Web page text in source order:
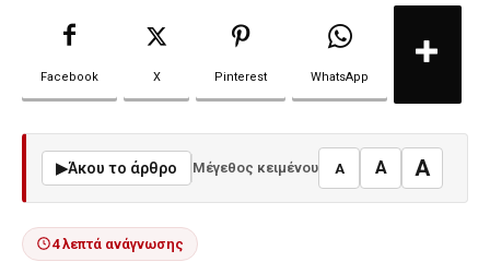
Facebook X Pinterest WhatsApp
▶Άκου το άρθρο Μέγεθος κειμένου A A A
4 λεπτά ανάγνωσης